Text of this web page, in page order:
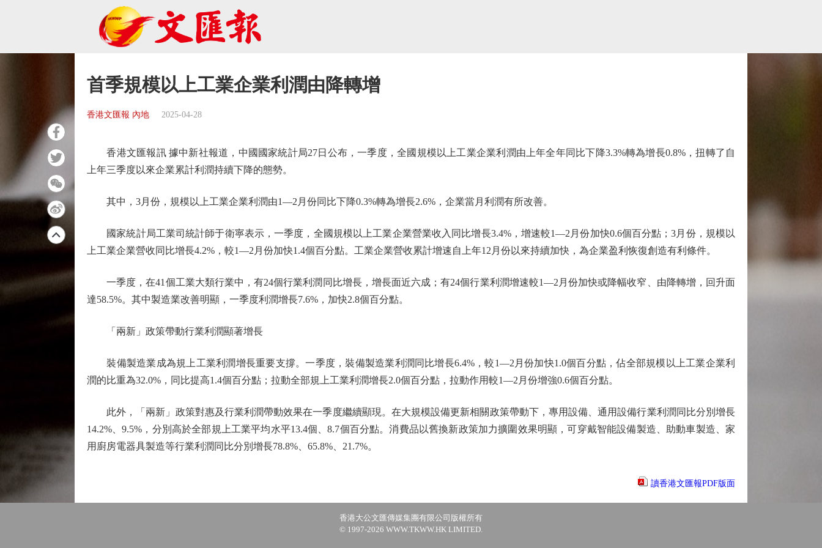
首季規模以上工業企業利潤由降轉增
香港文匯報 內地 2025-04-28
香港文匯報訊 據中新社報道，中國國家統計局27日公布，一季度，全國規模以上工業企業利潤由上年全年同比下降3.3%轉為增長0.8%，扭轉了自
上年三季度以來企業累計利潤持續下降的態勢。
其中，3月份，規模以上工業企業利潤由1—2月份同比下降0.3%轉為增長2.6%，企業當月利潤有所改善。
國家統計局工業司統計師于衛寧表示，一季度，全國規模以上工業企業營業收入同比增長3.4%，增速較1—2月份加快0.6個百分點；3月份，規模以
上工業企業營收同比增長4.2%，較1—2月份加快1.4個百分點。工業企業營收累計增速自上年12月份以來持續加快，為企業盈利恢復創造有利條件。
一季度，在41個工業大類行業中，有24個行業利潤同比增長，增長面近六成；有24個行業利潤增速較1—2月份加快或降幅收窄、由降轉增，回升面
達58.5%。其中製造業改善明顯，一季度利潤增長7.6%，加快2.8個百分點。
「兩新」政策帶動行業利潤顯著增長
裝備製造業成為規上工業利潤增長重要支撐。一季度，裝備製造業利潤同比增長6.4%，較1—2月份加快1.0個百分點，佔全部規模以上工業企業利
潤的比重為32.0%，同比提高1.4個百分點；拉動全部規上工業利潤增長2.0個百分點，拉動作用較1—2月份增強0.6個百分點。
此外，「兩新」政策對惠及行業利潤帶動效果在一季度繼續顯現。在大規模設備更新相關政策帶動下，專用設備、通用設備行業利潤同比分別增長
14.2%、9.5%，分別高於全部規上工業平均水平13.4個、8.7個百分點。消費品以舊換新政策加力擴圍效果明顯，可穿戴智能設備製造、助動車製造、家
用廚房電器具製造等行業利潤同比分別增長78.8%、65.8%、21.7%。
讀香港文匯報PDF版面
香港大公文匯傳媒集團有限公司版權所有
© 1997-2026 WWW.TKWW.HK LIMITED.